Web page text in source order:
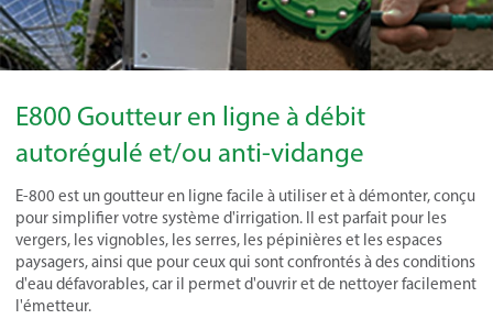
E800 Goutteur en ligne à débit
autorégulé et/ou anti-vidange
E-800 est un goutteur en ligne facile à utiliser et à démonter, conçu
pour simplifier votre système d'irrigation. Il est parfait pour les
vergers, les vignobles, les serres, les pépinières et les espaces
paysagers, ainsi que pour ceux qui sont confrontés à des conditions
d'eau défavorables, car il permet d'ouvrir et de nettoyer facilement
l'émetteur.